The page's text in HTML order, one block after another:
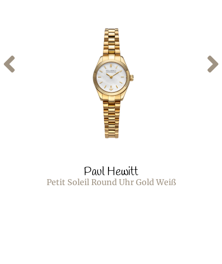
Paul Hewitt
Petit Soleil Round Uhr Gold Weiß